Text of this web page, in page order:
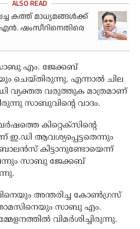
കത്ത് മാധ്യമങ്ങള്‍ക്ക്
ഷംസീറിനെതിരെ
എം. ജേക്കബ്
ചെയ്തിരുന്നു. എന്നാല്‍ ചില
വ്യക്തത വരുത്തുക മാത്രമാണ്
സാബുവിന്റെ വാദം.
കിറ്റെക്‌സിന്റെ
ഇ.ഡി ആവശ്യപ്പെട്ടതെന്നും
കിട്ടാനുണ്ടോയെന്ന്
സാബു ജേക്കബ്
അന്തരിച്ച കോണ്‍ഗ്രസ്
തോമസിനെയും സാബു എം.
വിമര്‍ശിച്ചിരുന്നു.